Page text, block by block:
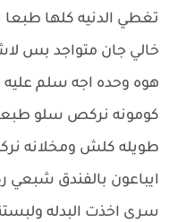
تغطي الدنيه كلها
خالي جان متواجد بس
هوه وحده اجه سلم عليه
كومونه نركص سلو طبعا
طويله كلش ومخلانه
ايباعون بالفندق شبعي
سرى اخذت البدله